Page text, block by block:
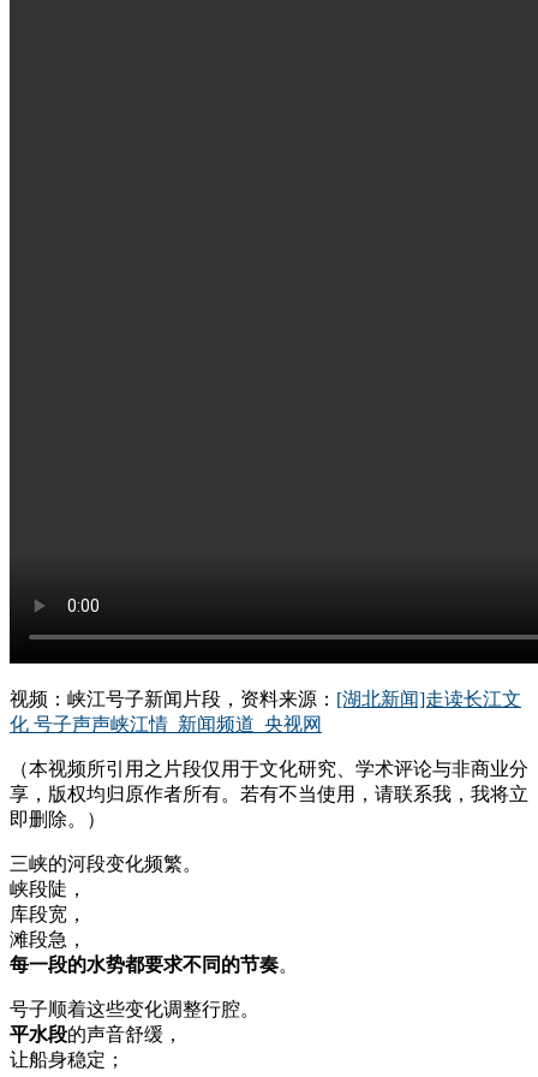
视频：峡江号子新闻片段，资料来源： [湖北新闻]走读长江文
化 号子声声峡江情_新闻频道_央视网
（本视频所引用之片段仅用于文化研究、学术评论与非商业分
享，版权均归原作者所有。若有不当使用，请联系我，我将立
即删除。）
三峡的河段变化频繁。
峡段陡，
库段宽，
滩段急，
每一段的水势都要求不同的节奏。
号子顺着这些变化调整行腔。
平水段的声音舒缓，
让船身稳定；